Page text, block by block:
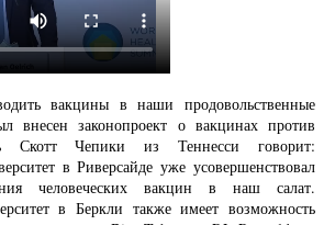
вакцины в наши продовольственные
внесен законопроект о вакцинах против
Скотт Чепики из Теннесси говорит:
в Риверсайде уже усовершенствовал
человеческих вакцин в наш салат.
в Беркли также имеет возможность